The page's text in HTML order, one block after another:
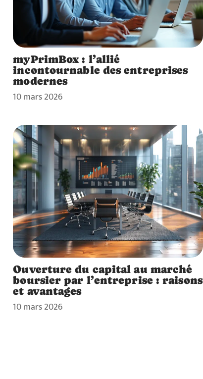
myPrimBox : l’allié
incontournable des entreprises
modernes
10 mars 2026
Ouverture du capital au marché
boursier par l’entreprise : raisons
et avantages
10 mars 2026